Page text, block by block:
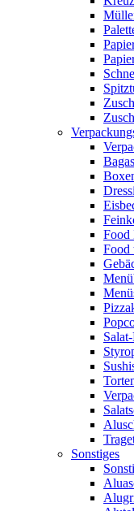
Food
Food
Sonstiges